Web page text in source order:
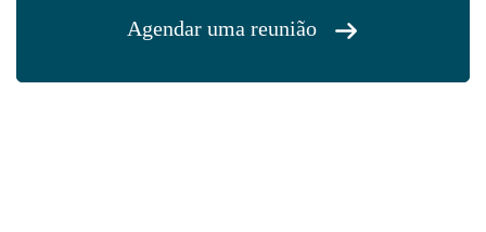
Agendar uma reunião